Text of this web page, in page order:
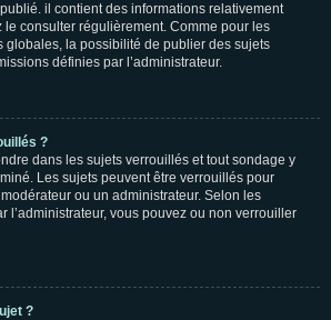
il contient des informations relativement
le consulter régulièrement. Comme pour les
globales, la possibilité de publier des sujets
définies par l’administrateur.
?
dans les sujets verrouillés et tout sondage y
Les sujets peuvent être verrouillés pour
ou un administrateur. Selon les
l’administrateur, vous pouvez ou non verrouiller
?